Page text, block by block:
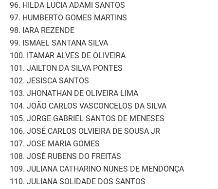
96. HILDA LUCIA ADAMI SANTOS
97. HUMBERTO GOMES MARTINS
98. IARA REZENDE
99. ISMAEL SANTANA SILVA
100. ITAMAR ALVES DE OLIVEIRA
101. JAILTON DA SILVA PONTES
102. JESISCA SANTOS
103. JHONATHAN DE OLIVEIRA LIMA
104. JOÃO CARLOS VASCONCELOS DA SILVA
105. JORGE GABRIEL SANTOS DE MENESES
106. JOSÉ CARLOS OLVIEIRA DE SOUSA JR
107. JOSE MARIA GOMES
108. JOSÉ RUBENS DO FREITAS
109. JULIANA CATHARINO NUNES DE MENDONÇA
110. JULIANA SOLIDADE DOS SANTOS